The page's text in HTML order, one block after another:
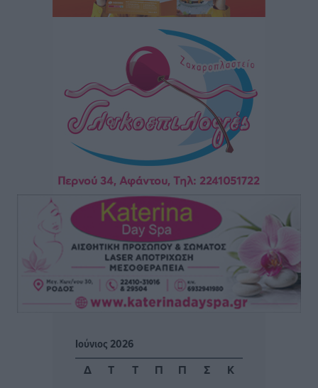
Αθλητικά• πριν 10 ώρες
Άρης Αρχαγγέλου: Στο πλευρό του άτυχου Ιάκωβου
• πριν 10 ώρες
Φοίβος: Η μεγάλη επιστροφή του Μπρένο Σαλβατιέρα
πριν 10 ώρες
Κλεάνθης: Έτοιμες οι κάρτες διαρκείας της νέας
σεζόν
Αθλητικά πριν 10 ώρες
Ατρόμητος Διμυλιάς: Ο Μαργαρίτης και μία
αδιαπραγμάτευτη φιλοσοφία
Αθλητικά• πριν 10 ώρες
Παπαεμμανουήλ
πριν 11 ώρες
Ιούνιος 2026
Δ
Τ Τ Π Π Σ Κ